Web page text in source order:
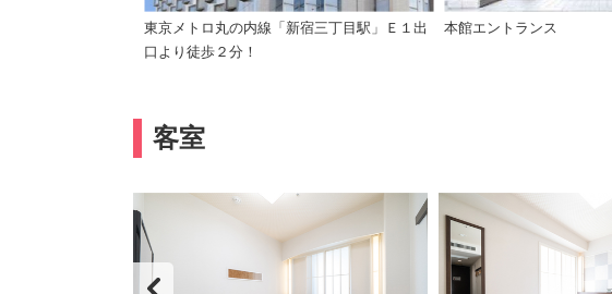
東京メトロ丸の内線「新宿三丁目駅」Ｅ１出
口より徒歩２分！
本館エントランス
客室